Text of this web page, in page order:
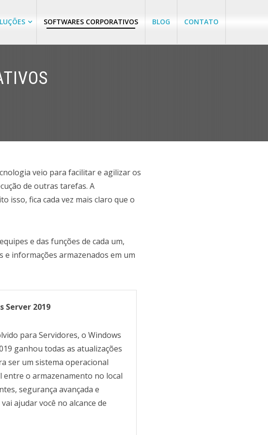
SOFTWARES CORPORATIVOS BLOG CONTATO
veio para facilitar e agilizar os
de outras tarefas. A
isso, fica cada vez mais claro que o
e das funções de cada um,
informações armazenados em um
Server 2019
para Servidores, o Windows
ganhou todas as atualizações
ser um sistema operacional
entre o armazenamento no local
segurança avançada e
ajudar você no alcance de